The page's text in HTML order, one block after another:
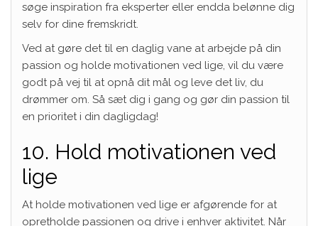
søge inspiration fra eksperter eller endda belønne dig
selv for dine fremskridt.
Ved at gøre det til en daglig vane at arbejde på din
passion og holde motivationen ved lige, vil du være
godt på vej til at opnå dit mål og leve det liv, du
drømmer om. Så sæt dig i gang og gør din passion til
en prioritet i din dagligdag!
10. Hold motivationen ved
lige
At holde motivationen ved lige er afgørende for at
opretholde passionen og drive i enhver aktivitet. Når